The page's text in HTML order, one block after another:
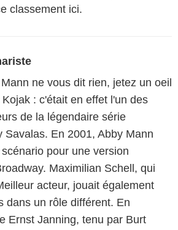
classement ici.
ne vous dit rien, jetez un oeil
: c'était en effet l'un des
de la légendaire série
Savalas. En 2001, Abby Mann
pour une version
Maximilian Schell, qui
acteur, jouait également
dans un rôle différent. En
Ernst Janning, tenu par Burt